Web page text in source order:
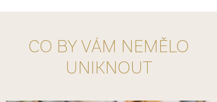
CO BY VÁM NEMĚLO
UNIKNOUT